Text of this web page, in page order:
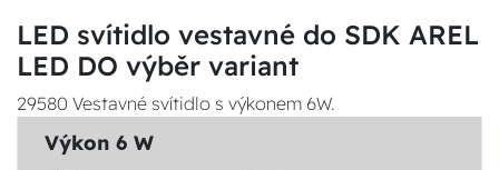
LED svítidlo vestavné do SDK AREL
LED DO výběr variant
29580 Vestavné svítidlo s výkonem 6W.
Výkon 6 W